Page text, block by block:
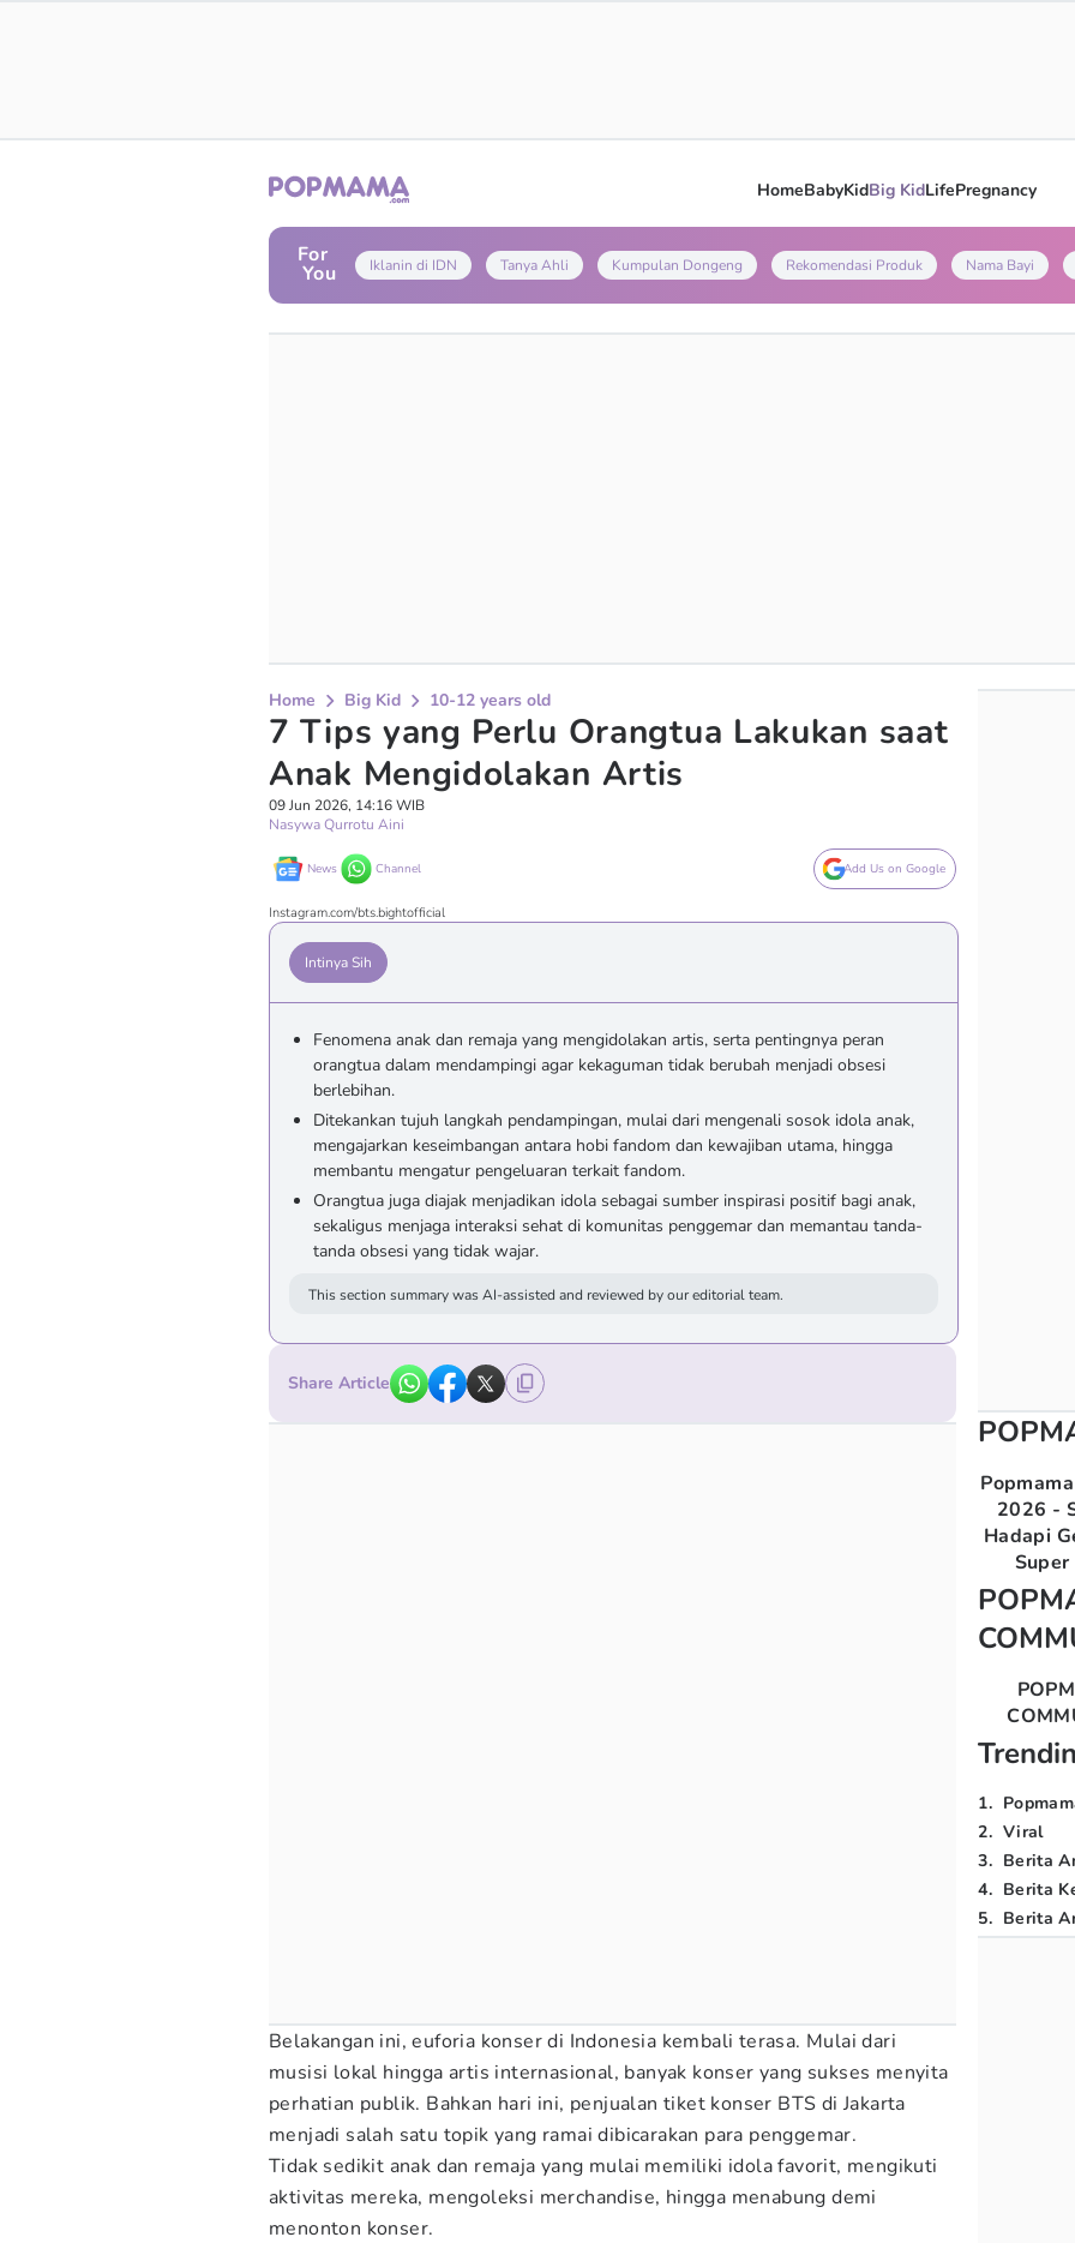
HomeBabyKidBig KidLifePregnancy
For
You Iklanin di IDN Tanya Ahli Kumpulan Dongeng Rekomendasi Produk Nama Bayi
Home Big Kid 10-12 years old
7 Tips yang Perlu Orangtua Lakukan saat
Anak Mengidolakan Artis
09 Jun 2026, 14:16 WIB
Nasywa Qurrotu Aini
News Channel Add Us on Google
Instagram.com/bts.bightofficial
Intinya Sih
Fenomena anak dan remaja yang mengidolakan artis, serta pentingnya peran
orangtua dalam mendampingi agar kekaguman tidak berubah menjadi obsesi
berlebihan.
Ditekankan tujuh langkah pendampingan, mulai dari mengenali sosok idola anak,
mengajarkan keseimbangan antara hobi fandom dan kewajiban utama, hingga
membantu mengatur pengeluaran terkait fandom.
Orangtua juga diajak menjadikan idola sebagai sumber inspirasi positif bagi anak,
sekaligus menjaga interaksi sehat di komunitas penggemar dan memantau tanda-
tanda obsesi yang tidak wajar.
This section summary was AI-assisted and reviewed by our editorial team.
Share Article
Belakangan ini, euforia konser di Indonesia kembali terasa. Mulai dari
musisi lokal hingga artis internasional, banyak konser yang sukses menyita
perhatian publik. Bahkan hari ini, penjualan tiket konser BTS di Jakarta
menjadi salah satu topik yang ramai dibicarakan para penggemar.
Tidak sedikit anak dan remaja yang mulai memiliki idola favorit, mengikuti
aktivitas mereka, mengoleksi merchandise, hingga menabung demi
menonton konser.
2026 -
Hadapi
1.
2. Viral
3. Berita
4. Berita
5. Berita